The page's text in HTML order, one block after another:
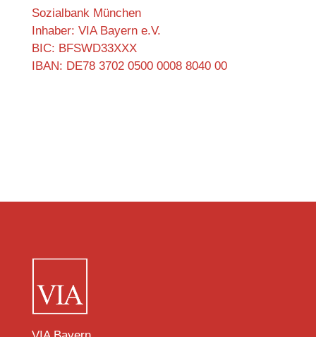
Sozialbank München
Inhaber: VIA Bayern e.V.
BIC: BFSWD33XXX
IBAN: DE78 3702 0500 0008 8040 00